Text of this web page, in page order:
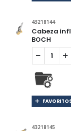
43218144
Cabeza
BOCH
43218145